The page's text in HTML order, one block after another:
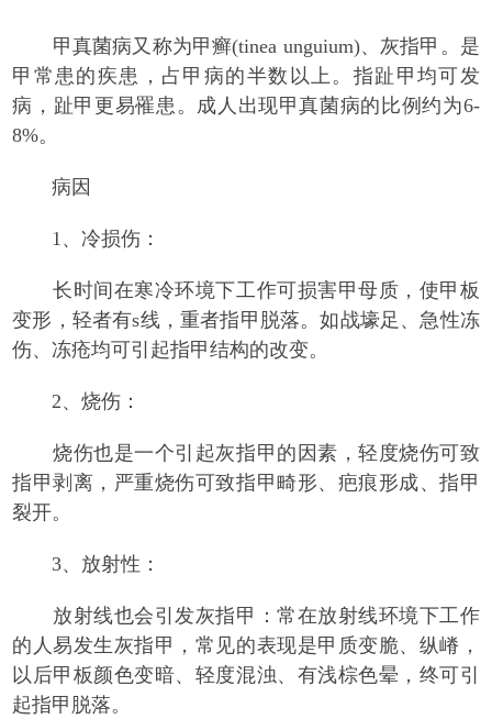
甲真菌病又称为甲癣(tinea unguium)、灰指甲。是
甲常患的疾患，占甲病的半数以上。指趾甲均可发
病，趾甲更易罹患。成人出现甲真菌病的比例约为6-
8%。
病因
1、冷损伤：
长时间在寒冷环境下工作可损害甲母质，使甲板
变形，轻者有s线，重者指甲脱落。如战壕足、急性冻
伤、冻疮均可引起指甲结构的改变。
2、烧伤：
烧伤也是一个引起灰指甲的因素，轻度烧伤可致
指甲剥离，严重烧伤可致指甲畸形、疤痕形成、指甲
裂开。
3、放射性：
放射线也会引发灰指甲：常在放射线环境下工作
的人易发生灰指甲，常见的表现是甲质变脆、纵嵴，
以后甲板颜色变暗、轻度混浊、有浅棕色晕，终可引
起指甲脱落。